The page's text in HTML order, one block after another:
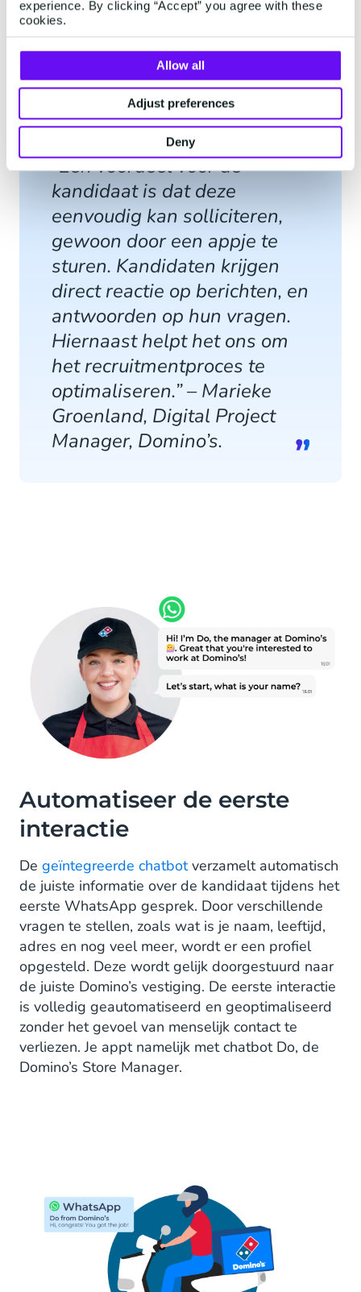
experience. By clicking “Accept” you agree with these
cookies.
Allow all
Adjust preferences
Deny
Domino's nog makkelijker om in gesprek te raken
met sollicitanten.
“Een voordeel voor de
kandidaat is dat deze
eenvoudig kan solliciteren,
gewoon door een appje te
sturen. Kandidaten krijgen
direct reactie op berichten, en
antwoorden op hun vragen.
Hiernaast helpt het ons om
het recruitmentproces te
optimaliseren.” – Marieke
Groenland, Digital Project
Manager, Domino’s.
Automatiseer de eerste
interactie
De geïntegreerde chatbotverzamelt automatisch
de juiste informatie over de kandidaat tijdens het
eerste WhatsApp gesprek. Door verschillende
vragen te stellen, zoals wat is je naam, leeftijd,
adres en nog veel meer, wordt er een profiel
opgesteld. Deze wordt gelijk doorgestuurd naar
de juiste Domino’s vestiging. De eerste interactie
is volledig geautomatiseerd en geoptimaliseerd
zonder het gevoel van menselijk contact te
verliezen. Je appt namelijk met chatbot Do, de
Domino’s Store Manager.